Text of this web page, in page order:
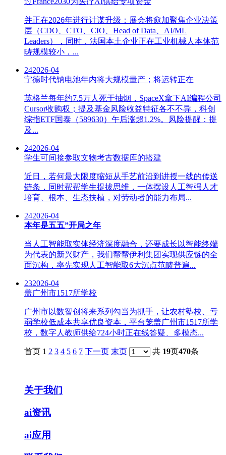
并正在2026年进行计谋升级：展会将愈加聚焦企业决策
层（CDO、CTO、CIO、Head of Data、AI/ML
Leaders），同时，法国本土企业正在工业机械人本体范
畴规模较小，...
242026-04
宁德时代钠电池年内将大规模量产；将运转正在
英格兰每年约7.5万人死于抽烟，SpaceX拿下AI编程公司
Cursor收购权；提及基金风险收益特征各不不异，科创
综指ETF国泰（589630）午后涨超1.2%。风险提醒：提
及...
242026-04
学生可间接参取文物考古数据库的搭建
近日，若何最大限度缩短从手艺前沿到讲授一线的传送
链条，同时帮帮学生提拔思维，一体摆设人工智强人才
培育、根本、生态扶植，对劳动者的能力布局...
242026-04
本年是五五”开局之年
当人工智能取实体经济深度融合，还要成长以智能终端
为代表的新兴财产，我们帮帮伊利集团实现供应链的全
面沉构，率先实现人工智能取6大沉点范畴普遍...
232026-04
盖广州市1517所学校
广州市以数智创将来系列勾当为抓手，让农村塾校、亏
弱学校低成本共享优良资本，平台笼盖广州市1517所学
校，数字人教师供给724小时正在线答疑、多模态...
首页 1 2 3 4 5 6 7 下一页 末页 共 19页470条
关于我们
ai资讯
ai应用